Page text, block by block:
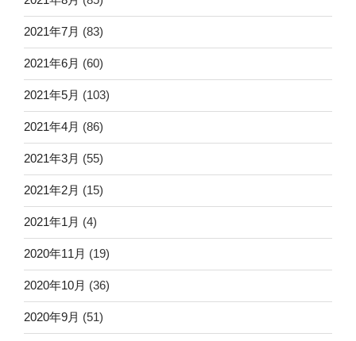
2021年7月 (83)
2021年6月 (60)
2021年5月 (103)
2021年4月 (86)
2021年3月 (55)
2021年2月 (15)
2021年1月 (4)
2020年11月 (19)
2020年10月 (36)
2020年9月 (51)